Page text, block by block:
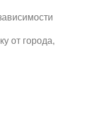
от города,